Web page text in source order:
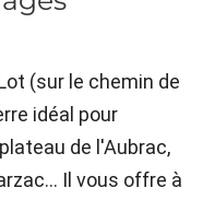
(sur le chemin de
idéal pour
de l'Aubrac,
Il vous offre à